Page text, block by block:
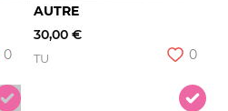
0
AUTRE
30,00 €
TU 0